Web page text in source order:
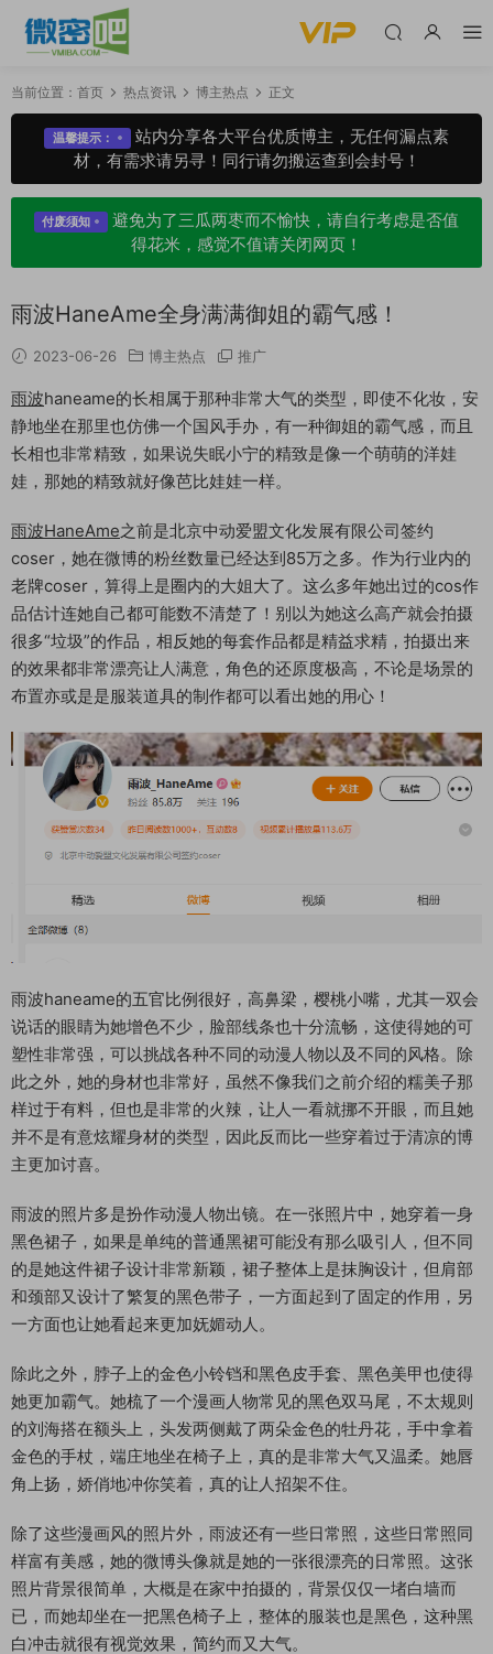
当前位置： 首页 热点资讯 博主热点 正文
温馨提示：
站内分享各大平台优质博主，无任何漏点素
材，有需求请另寻！同行请勿搬运查到会封号！
付废须知
避免为了三瓜两枣而不愉快，请自行考虑是否值
得花米，感觉不值请关闭网页！
雨波HaneAme全身满满御姐的霸气感！
2023-06-26 博主热点 推广
雨波haneame的长相属于那种非常大气的类型，即使不化妆，安
静地坐在那里也仿佛一个国风手办，有一种御姐的霸气感，而且
长相也非常精致，如果说失眠小宁的精致是像一个萌萌的洋娃
娃，那她的精致就好像芭比娃娃一样。
雨波HaneAme之前是北京中动爱盟文化发展有限公司签约
coser，她在微博的粉丝数量已经达到85万之多。作为行业内的
老牌coser，算得上是圈内的大姐大了。这么多年她出过的cos作
品估计连她自己都可能数不清楚了！别以为她这么高产就会拍摄
很多“垃圾”的作品，相反她的每套作品都是精益求精，拍摄出来
的效果都非常漂亮让人满意，角色的还原度极高，不论是场景的
布置亦或是是服装道具的制作都可以看出她的用心！
雨波haneame的五官比例很好，高鼻梁，樱桃小嘴，尤其一双会
说话的眼睛为她增色不少，脸部线条也十分流畅，这使得她的可
塑性非常强，可以挑战各种不同的动漫人物以及不同的风格。除
此之外，她的身材也非常好，虽然不像我们之前介绍的糯美子那
样过于有料，但也是非常的火辣，让人一看就挪不开眼，而且她
并不是有意炫耀身材的类型，因此反而比一些穿着过于清凉的博
主更加讨喜。
雨波的照片多是扮作动漫人物出镜。在一张照片中，她穿着一身
黑色裙子，如果是单纯的普通黑裙可能没有那么吸引人，但不同
的是她这件裙子设计非常新颖，裙子整体上是抹胸设计，但肩部
和颈部又设计了繁复的黑色带子，一方面起到了固定的作用，另
一方面也让她看起来更加妩媚动人。
除此之外，脖子上的金色小铃铛和黑色皮手套、黑色美甲也使得
她更加霸气。她梳了一个漫画人物常见的黑色双马尾，不太规则
的刘海搭在额头上，头发两侧戴了两朵金色的牡丹花，手中拿着
金色的手杖，端庄地坐在椅子上，真的是非常大气又温柔。她唇
角上扬，娇俏地冲你笑着，真的让人招架不住。
除了这些漫画风的照片外，雨波还有一些日常照，这些日常照同
样富有美感，她的微博头像就是她的一张很漂亮的日常照。这张
照片背景很简单，大概是在家中拍摄的，背景仅仅一堵白墙而
已，而她却坐在一把黑色椅子上，整体的服装也是黑色，这种黑
白冲击就很有视觉效果，简约而又大气。